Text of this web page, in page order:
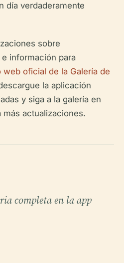
día verdaderamente
sobre
información para
web oficial de la Galería de
la aplicación
y siga a la galería en
más actualizaciones.
completa en la app